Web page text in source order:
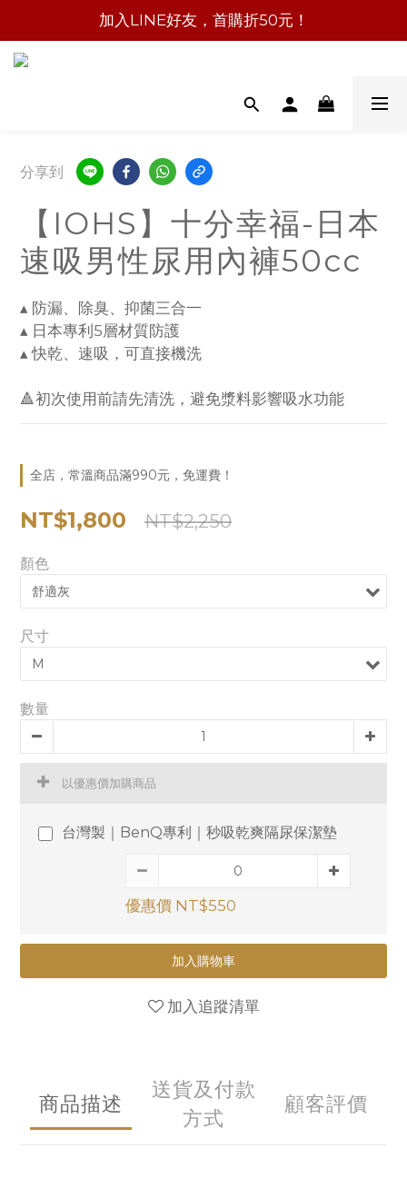
加入LINE好友，首購折50元！
分享到
【IOHS】十分幸福-日本
速吸男性尿用內褲50cc
▴ 防漏、除臭、抑菌三合一
▴ 日本專利5層材質防護
▴ 快乾、速吸，可直接機洗
🔺初次使用前請先清洗，避免漿料影響吸水功能
全店，常溫商品滿990元，免運費！
NT$1,800 NT$2,250
顏色
尺寸
數量
以優惠價加購商品
台灣製｜BenQ專利｜秒吸乾爽隔尿保潔墊
優惠價 NT$550
加入購物車
加入追蹤清單
商品描述
送貨及付款
方式
顧客評價